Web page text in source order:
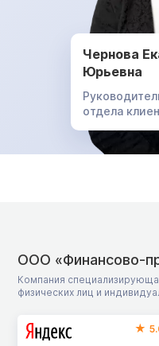
Чернова
Юрьевна
отдела
ООО «Финансово-
Компания
физических лиц и